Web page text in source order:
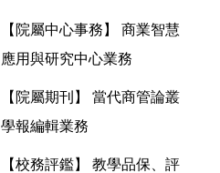
【院屬中心事務】 商業智慧
應用與研究中心業務
【院屬期刊】 當代商管論叢
學報編輯業務
【校務評鑑】 教學品保、評